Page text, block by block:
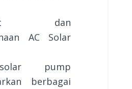
dan
AC Solar
pump
berbagai